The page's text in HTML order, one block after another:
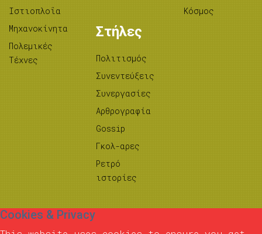
Ιστιοπλοΐα
Μηχανοκίνητα
Πολεμικές
Τέχνες
Κόσμος
Στήλες
Πολιτισμός
Συνεντεύξεις
Συνεργασίες
Αρθρογραφία
Gossip
Γκολ-αρες
Ρετρό
ιστορίες
Cookies & Privacy